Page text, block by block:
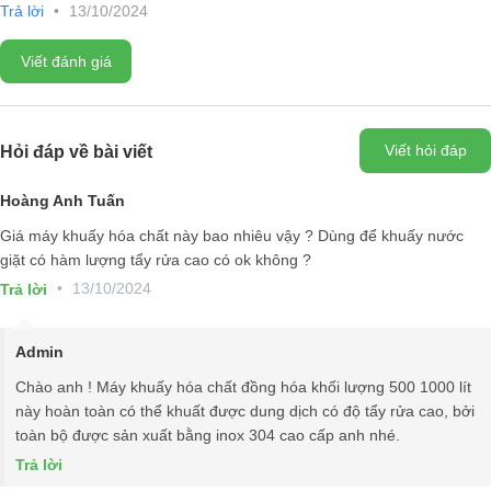
nút bấm, attomat, đèn báo, nút dừng khẩn cấp, hệ thống bảo vệ mất
pha...
Trả lời • 13/10/2024
Viết đánh giá
Hỏi đáp về bài viết Viết hỏi đáp
Hoàng Anh Tuấn
Giá máy khuấy hóa chất này bao nhiêu vậy ? Dùng để khuấy nước
giặt có hàm lượng tẩy rửa cao có ok không ?
Trả lời
• 13/10/2024
Admin
Chào anh ! Máy khuấy hóa chất đồng hóa khối lượng 500 1000 lít
này hoàn toàn có thể khuất được dung dịch có độ tẩy rửa cao, bởi
toàn bộ được sản xuất bằng inox 304 cao cấp anh nhé.
Trả lời